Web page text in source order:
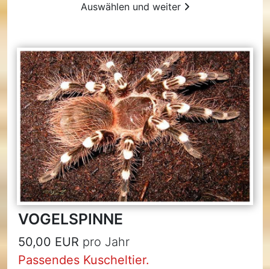
Auswählen und weiter
VOGELSPINNE
50,00 EUR pro Jahr
Passendes Kuscheltier.